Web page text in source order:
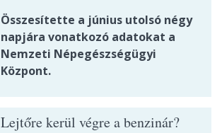
Összesítette a június utolsó négy
napjára vonatkozó adatokat a
Nemzeti Népegészségügyi
Központ.
Lejtőre kerül végre a benzinár?